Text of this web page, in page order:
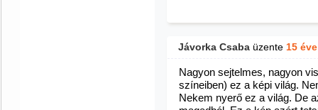
Jávorka Csaba üzente 15 éve
Nagyon sejtelmes, nagyon
színeiben) ez a képi világ.
Nekem nyerő ez a világ. De